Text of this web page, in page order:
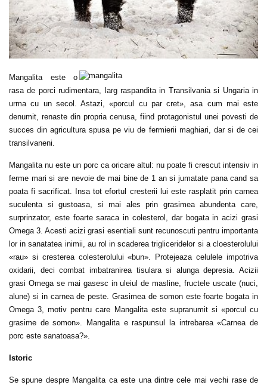
Mangalita este o
rasa de porci rudimentara, larg raspandita in Transilvania si Ungaria in
urma cu un secol. Astazi, «porcul cu par cret», asa cum mai este
denumit, renaste din propria cenusa, fiind protagonistul unei povesti de
succes din agricultura spusa pe viu de fermierii maghiari, dar si de cei
transilvaneni.
Mangalita nu este un porc ca oricare altul: nu poate fi crescut intensiv in
ferme mari si are nevoie de mai bine de 1 an si jumatate pana cand sa
poata fi sacrificat. Insa tot efortul cresterii lui este rasplatit prin carnea
suculenta si gustoasa, si mai ales prin grasimea abundenta care,
surprinzator, este foarte saraca in colesterol, dar bogata in acizi grasi
Omega 3. Acesti acizi grasi esentiali sunt recunoscuti pentru importanta
lor in sanatatea inimii, au rol in scaderea trigliceridelor si a cloesterolului
«rau» si cresterea colesterolului «bun». Protejeaza celulele impotriva
oxidarii, deci combat imbatranirea tisulara si alunga depresia. Acizii
grasi Omega se mai gasesc in uleiul de masline, fructele uscate (nuci,
alune) si in carnea de peste. Grasimea de somon este foarte bogata in
Omega 3, motiv pentru care Mangalita este supranumit si «porcul cu
grasime de somon». Mangalita e raspunsul la intrebarea «Carnea de
porc este sanatoasa?».
Istoric
Se spune despre Mangalita ca este una dintre cele mai vechi rase de